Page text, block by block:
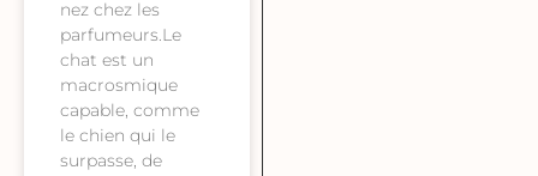
nez chez les
parfumeurs.Le
chat est un
macrosmique
capable, comme
le chien qui le
surpasse, de